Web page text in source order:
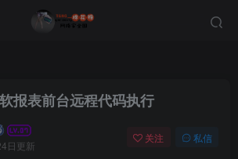
报表前台远程代码执行
日更新
关注 私信